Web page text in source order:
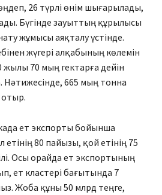
26 түрлі өнім шығарылады,
Бүгінде зауыттың құрылысы
жұмысы аяқталу үстінде.
жүгері алқабының көлемін
жылы 70 мың гектарға дейін
Нәтижесінде, 665 мың тонна
отыр.
ет экспорты бойынша
80 пайызы, қой етінің 75
Осы орайда ет экспортының
ет клас­тері бағытында 7
Жоба құны 50 млрд теңге,